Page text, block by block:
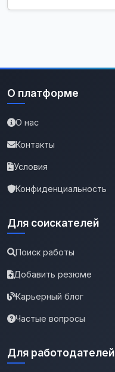
О платформе
О нас
Контакты
Условия
Конфиденциальность
Для соискателей
Поиск работы
Добавить резюме
Карьерный блог
Частые вопросы
Для работодателей